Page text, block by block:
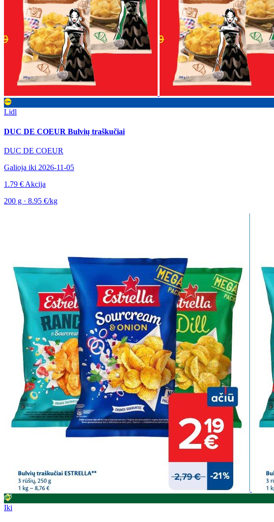
Lidl
DUC DE COEUR Bulvių traškučiai
DUC DE COEUR
Galioja iki 2026-11-05
1.79 € Akcija
200 g · 8.95 €/kg
Iki